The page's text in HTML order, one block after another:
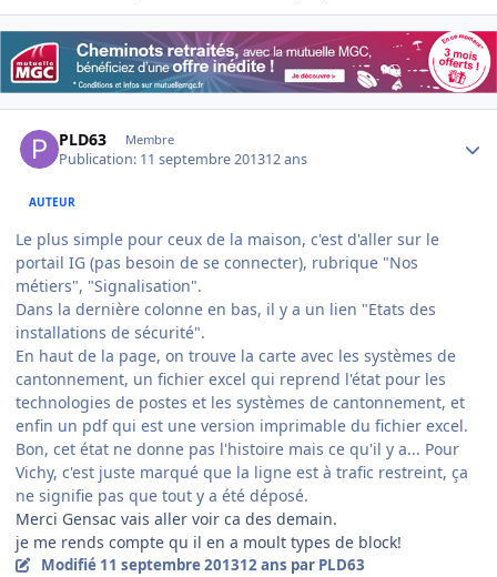
PLD63 Membre
Publication: 11 septembre 201312 ans
AUTEUR
Le plus simple pour ceux de la maison, c'est d'aller sur le
portail IG (pas besoin de se connecter), rubrique "Nos
métiers", "Signalisation".
Dans la dernière colonne en bas, il y a un lien "Etats des
installations de sécurité".
En haut de la page, on trouve la carte avec les systèmes de
cantonnement, un fichier excel qui reprend l'état pour les
technologies de postes et les systèmes de cantonnement, et
enfin un pdf qui est une version imprimable du fichier excel.
Bon, cet état ne donne pas l'histoire mais ce qu'il y a... Pour
Vichy, c'est juste marqué que la ligne est à trafic restreint, ça
ne signifie pas que tout y a été déposé.
Merci Gensac vais aller voir ca des demain.
je me rends compte qu il en a moult types de block!
Modifié 11 septembre 201312 ans par PLD63